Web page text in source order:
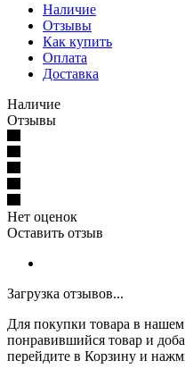
Наличие
Отзывы
Как купить
Оплата
Доставка
Наличие
Отзывы
Нет оценок
Оставить отзыв
Загрузка отзывов...
Для покупки товара в
понравившийся товар и
перейдите в Корзину и